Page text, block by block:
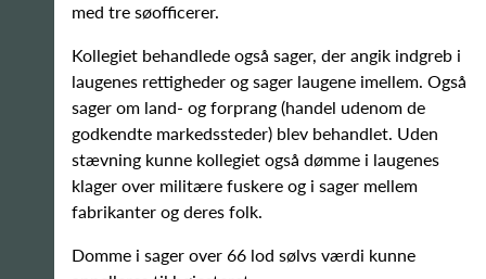
med tre søofficerer.
Kollegiet behandlede også sager, der angik indgreb i
laugenes rettigheder og sager laugene imellem. Også
sager om land- og forprang (handel udenom de
godkendte markedssteder) blev behandlet. Uden
stævning kunne kollegiet også dømme i laugenes
klager over militære fuskere og i sager mellem
fabrikanter og deres folk.
Domme i sager over 66 lod sølvs værdi kunne